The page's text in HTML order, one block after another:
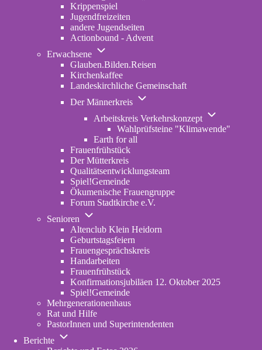
tab)
Krippenspiel
Jugendfreizeiten
andere Jugendseiten
Actionbound - Advent
Erwachsene
Unternavigation
Erwachsene
Glauben.Bilden.Reisen
new
Kirchenkaffee
Landeskirchliche Gemeinschaft
Der Männerkreis
Unternavigation
Der
Männerkreis
Arbeitskreis Verkehrskonzept
Arbeitskreis
Wahlprüfsteine "Klimawende"
Earth for all
Frauenfrühstück
Der Mütterkreis
Qualitätsentwicklungsteam
Spiel!Gemeinde
Ökumenische Frauengruppe
Forum Stadtkirche e.V.
tab)
Senioren
Unternavigation
Senioren
Altenclub Klein Heidorn
Geburtstagsfeiern
Frauengesprächskreis
Handarbeiten
Frauenfrühstück
Konfirmationsjubiläen 12. Oktober 2025
Spiel!Gemeinde
Mehrgenerationenhaus
new
Rat und Hilfe
PastorInnen und Superintendenten
Berichte
Unternavigation